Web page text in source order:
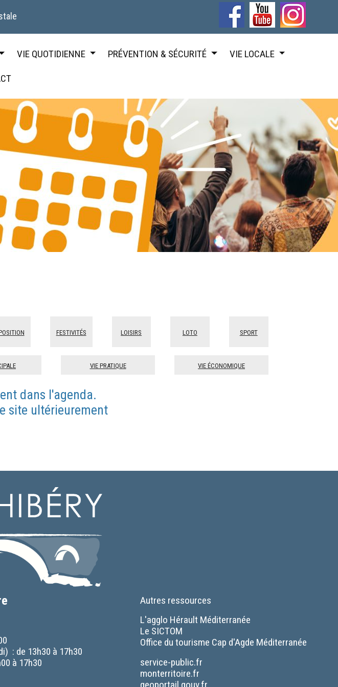
VIE QUOTIDIENNE PRÉVENTION & SÉCURITÉ VIE LOCALE
Festivités Loisirs Loto Sport
Vie pratique Vie économique
dans l'agenda.
site ultérieurement
: de 13h30 à 17h30
à 17h30
Autres ressources
L'agglo Hérault Méditerranée
Le SICTOM
Office du tourisme Cap d'Agde Méditerranée
Séparateur
service-public.fr
monterritoire.fr
geoportail.gouv.fr